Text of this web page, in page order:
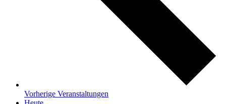
Vorherige Veranstaltungen